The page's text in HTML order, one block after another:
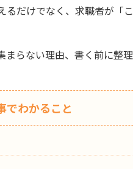
だけでなく、求職者が「
らない理由、書く前に整
でわかること